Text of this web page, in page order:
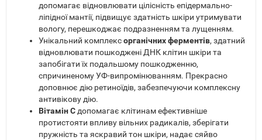
допомагає відновлювати цілісність епідермально-
ліпідної мантії, підвищує здатність шкіри утримувати
вологу, перешкоджає подразненням та лущенням.
Унікальний комплексорганічних ферментів, здатний
відновлювати пошкоджені ДНК клітин шкіри та
запобігати їх подальшому пошкодженню,
спричиненому УФ-випромінюванням. Прекрасно
доповнює дію ретиноїдів, забезпечуючи комплексну
антивікову дію.
Вітамін С допомагає клітинам ефективніше
протистояти впливу вільних радикалів, зберігати
пружність та яскравий тон шкіри, надає сяйво